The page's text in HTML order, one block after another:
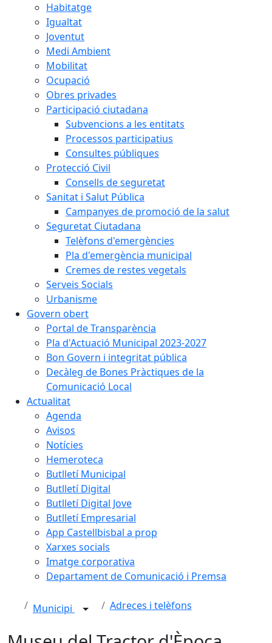
Habitatge
Igualtat
Joventut
Medi Ambient
Mobilitat
Ocupació
Obres privades
Participació ciutadana
Subvencions a les entitats
Processos participatius
Consultes públiques
Protecció Civil
Consells de seguretat
Sanitat i Salut Pública
Campanyes de promoció de la salut
Seguretat Ciutadana
Telèfons d'emergències
Pla d'emergència municipal
Cremes de restes vegetals
Serveis Socials
Urbanisme
Govern obert
Portal de Transparència
Pla d'Actuació Municipal 2023-2027
Bon Govern i integritat pública
Decàleg de Bones Pràctiques de la
Comunicació Local
Actualitat
Agenda
Avisos
Notícies
Hemeroteca
Butlletí Municipal
Butlletí Digital
Butlletí Digital Jove
Butlletí Empresarial
App Castellbisbal a prop
Xarxes socials
Imatge corporativa
Departament de Comunicació i Premsa
Municipi Adreces i telèfons